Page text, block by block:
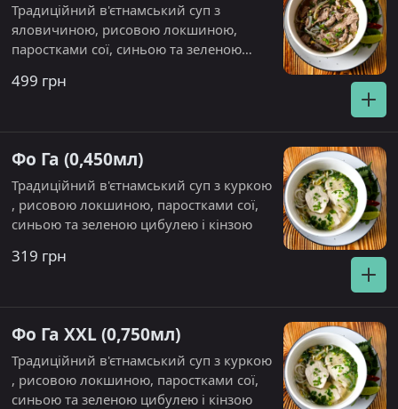
Традиційний в'єтнамський суп з
яловичиною, рисовою локшиною,
паростками сої, синьою та зеленою
499 грн
Фо Га (0,450мл)
Традиційний в'єтнамський суп з куркою
, рисовою локшиною, паростками сої,
синьою та зеленою цибулею і кінзою
319 грн
Фо Га XXL (0,750мл)
Традиційний в'єтнамський суп з куркою
, рисовою локшиною, паростками сої,
синьою та зеленою цибулею і кінзою